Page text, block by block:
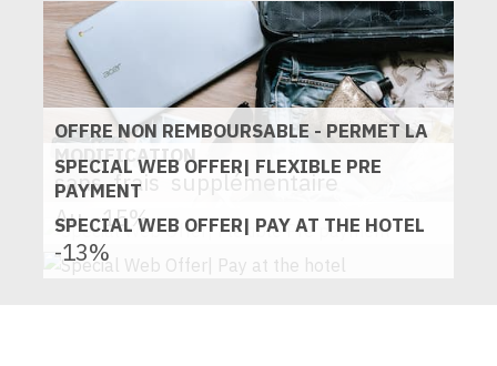
OFFRE NON REMBOURSABLE - PERMET LA
MODIFICATION
sans frais supplémentaire
SPECIAL WEB OFFER| FLEXIBLE PRE
PAYMENT
Au -15%
SPECIAL WEB OFFER| PAY AT THE HOTEL
-13%